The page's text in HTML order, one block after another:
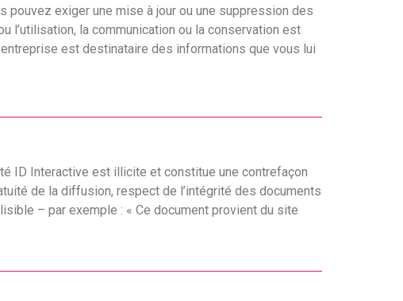
pouvez exiger une mise à jour ou une suppression des
l’utilisation, la communication ou la conservation est
est destinataire des informations que vous lui
ID Interactive est illicite et constitue une contrefaçon
de la diffusion, respect de l’intégrité des documents
– par exemple : « Ce document provient du site